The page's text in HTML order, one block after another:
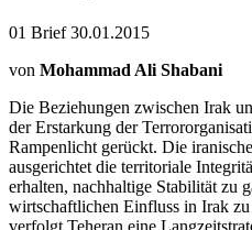
01 Brief30.01.2015
von Mohammad Ali Shabani
Die Beziehungen zwischen Irak
der Erstarkung der
Rampenlicht gerückt. Die
ausgerichtet die territoriale
erhalten, nachhaltige Stabilität zu
wirtschaftlichen Einfluss in Irak
verfolgt Teheran eine